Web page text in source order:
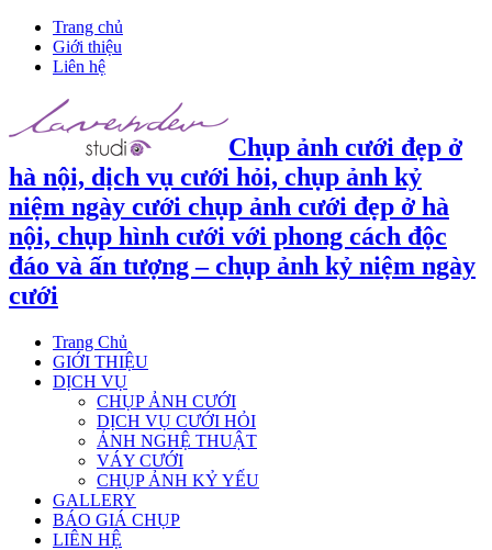
Trang chủ
Giới thiệu
Liên hệ
Chụp ảnh cưới đẹp ở
hà nội, dịch vụ cưới hỏi, chụp ảnh kỷ
niệm ngày cưới chụp ảnh cưới đẹp ở hà
nội, chụp hình cưới với phong cách độc
đáo và ấn tượng – chụp ảnh kỷ niệm ngày
cưới
Trang Chủ
GIỚI THIỆU
DỊCH VỤ
CHỤP ẢNH CƯỚI
DỊCH VỤ CƯỚI HỎI
ẢNH NGHỆ THUẬT
VÁY CƯỚI
CHỤP ẢNH KỶ YẾU
GALLERY
BÁO GIÁ CHỤP
LIÊN HỆ